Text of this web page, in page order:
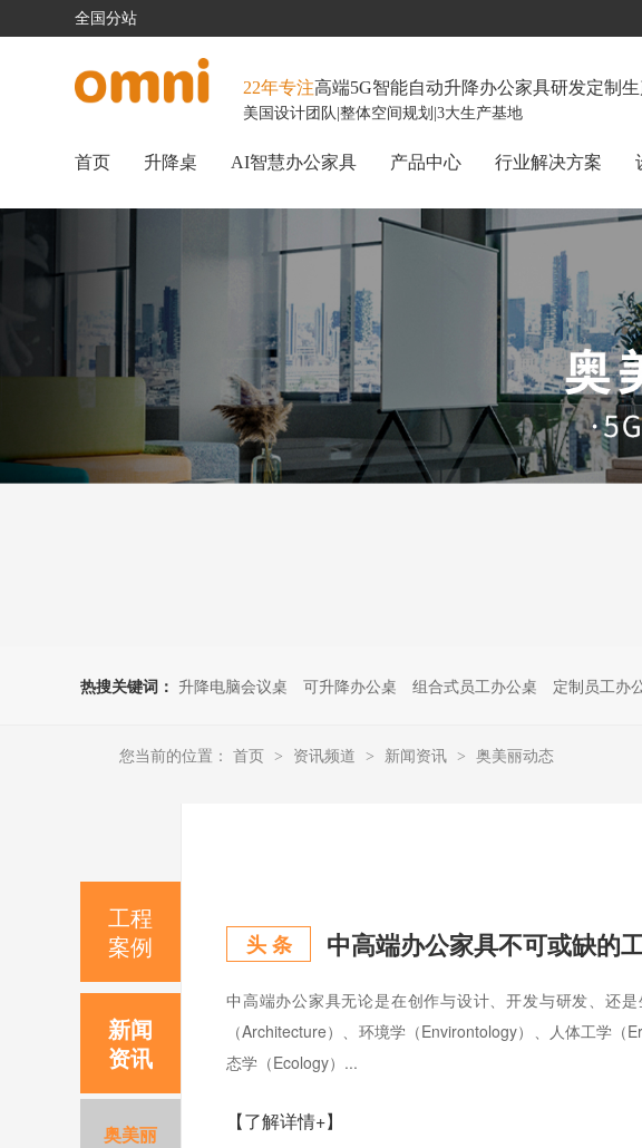
全国分站
22年专注高端5G智能自动升降办公家具研发定制
美国设计团队 |整体空间规划 |3大生产基地
首页 升降桌 AI智慧办公家具 产品中心 行业解决方案
热搜关键词： 升降电脑会议桌 可升降办公桌 组合式员工办公桌 定制员工办
您当前的位置： 首页 > 资讯频道 > 新闻资讯 > 奥美丽动态
头 条 中高端办公家具不可或缺的
中高端办公家具无论是在创作与设计、开发与研发、还
（Architecture）、环境学（Environtology）、人体工学（
态学（Ecology）...
【了解详情+】
工程
案例
新闻
资讯
奥美丽